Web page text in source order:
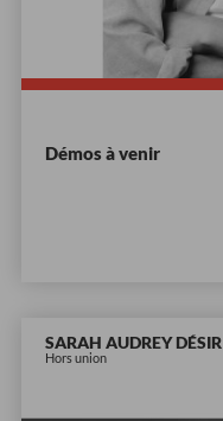
Démos à venir
SARAH AUDREY DÉSIR
Hors union